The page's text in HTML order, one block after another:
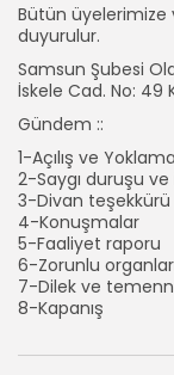
Bütün üyelerimize
duyurulur.
Samsun Şubesi
İskele Cad. No: 49
Gündem ::
1-Açılış ve Yoklama
2-Saygı duruşu ve
3-Divan teşekkürü
4-Konuşmalar
5-Faaliyet raporu
6-Zorunlu
7-Dilek ve
8-Kapanış